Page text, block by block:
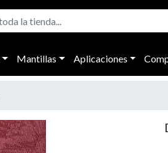
Mantillas Aplicaciones